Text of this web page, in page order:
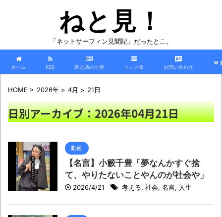
ねと見！
「ネットサーフィン見聞記」だったとこ。
ホーム RSS 甚之助の小屋 リンク集 お問い合わせ
ｗ
HOME > 2026年 > 4月 > 21日
日別アーカイブ：2026年04月21日
動画
【名言】小籔千豊「夢なんかすぐ捨
て、やりたないことやんのが社会や」
2026/4/21 考える, 社会, 名言, 人生